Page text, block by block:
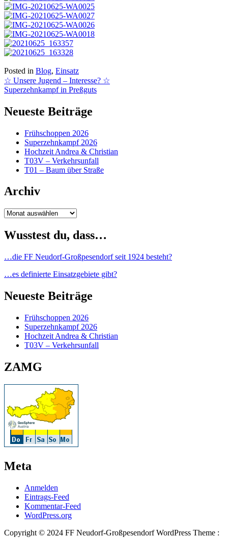
Posted in Blog, Einsatz
Beitragsnavigation
☆ Unsere Jugend – Interesse? ☆
Superzehnkampf in Preßguts
Neueste Beiträge
Frühschoppen 2026
Superzehnkampf 2026
Hochzeit Andrea & Christian
T03V – Verkehrsunfall
T01 – Baum über Straße
Archiv
Archiv
Wusstest du, dass…
…die FF Neudorf-Großpesendorf seit 1924 besteht?
…es definierte Einsatzgebiete gibt?
Neueste Beiträge
Frühschoppen 2026
Superzehnkampf 2026
Hochzeit Andrea & Christian
T03V – Verkehrsunfall
ZAMG
Meta
Anmelden
Eintrags-Feed
Kommentar-Feed
WordPress.org
Copyright © 2024 FF Neudorf-Großpesendorf WordPress Theme :